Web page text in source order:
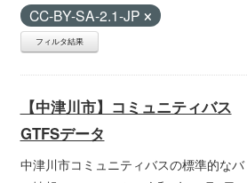
CC-BY-SA-2.1-JP
フィルタ結果
【中津川市】コミュニティバス
GTFSデータ
中津川市コミュニティバスの標準的なバ